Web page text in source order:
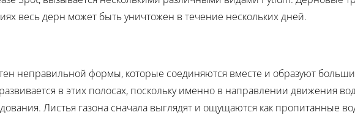
весь дерн может быть уничтожен в течение нескольких дней.
неправильной формы, которые соединяются вместе и образуют
в этих полосах, поскольку именно в направлении движения
Листья газона сначала выглядят и ощущаются как пропитанные